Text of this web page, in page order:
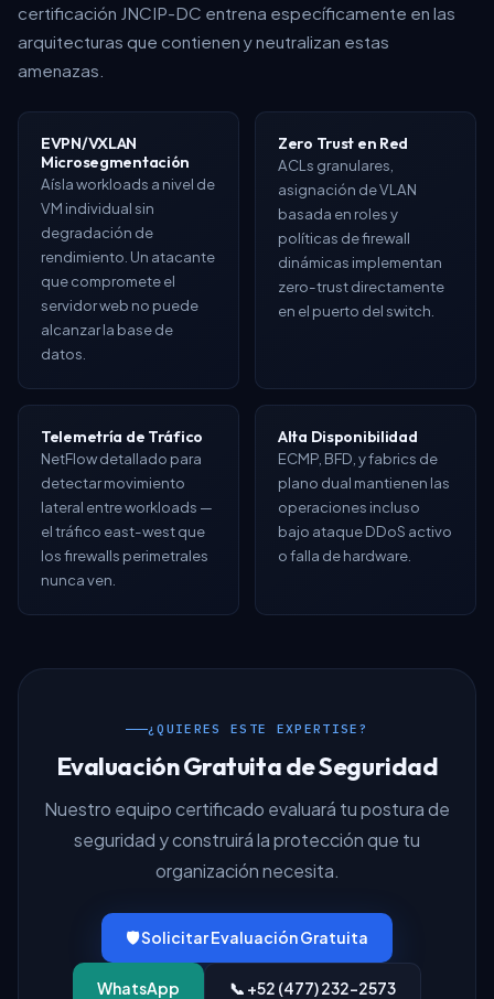
certificación JNCIP-DC entrena específicamente en las
arquitecturas que contienen y neutralizan estas
amenazas.
EVPN/VXLAN
Microsegmentación
Aísla workloads a nivel de
VM individual sin
degradación de
rendimiento. Un atacante
que compromete el
servidor web no puede
alcanzar la base de
datos.
Zero Trust en Red
ACLs granulares,
asignación de VLAN
basada en roles y
políticas de firewall
dinámicas implementan
zero-trust directamente
en el puerto del switch.
Telemetría de Tráfico
NetFlow detallado para
detectar movimiento
lateral entre workloads —
el tráfico east-west que
los firewalls perimetrales
nunca ven.
Alta Disponibilidad
ECMP, BFD, y fabrics de
plano dual mantienen las
operaciones incluso
bajo ataque DDoS activo
o falla de hardware.
¿QUIERES ESTE EXPERTISE?
Evaluación Gratuita de Seguridad
Nuestro equipo certificado evaluará tu postura de
seguridad y construirá la protección que tu
organización necesita.
🛡️ Solicitar Evaluación Gratuita
WhatsApp 📞 +52 (477) 232-2573